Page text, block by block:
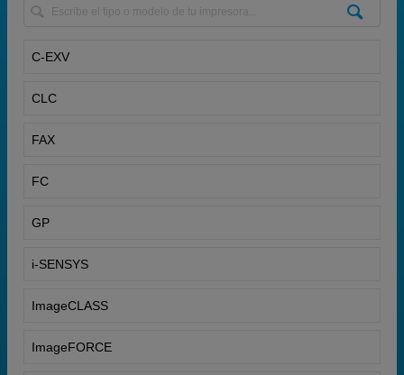
C-EXV
CLC
FAX
FC
GP
i-SENSYS
ImageCLASS
ImageFORCE